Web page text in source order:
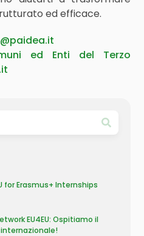
ed efficace.
ed Enti del Terzo
for Erasmus+ Internships
EU4EU: Ospitiamo il